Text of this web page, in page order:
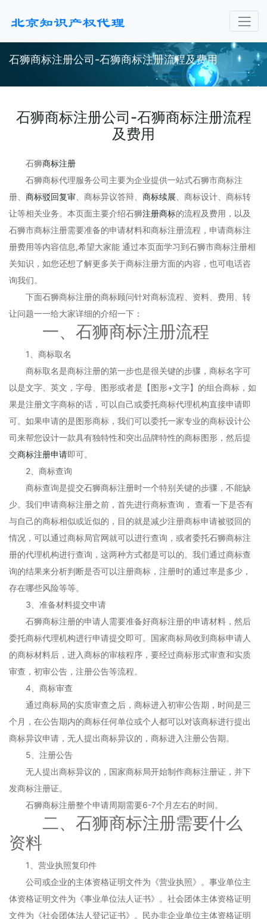
石狮商标注册公司-石狮商标注册流程及费用
石狮商标注册公司-石狮商标注册流程
及费用
石狮商标注册
石狮商标代理服务公司主要为企业提供一站式石狮市商标注
册、 商标驳回复审 、商标异议答辩、 商标续展 、商标设计、商标转
让等相关业务。本页面主要介绍石狮注册商标的流程及费用，以及
石狮市商标注册需要准备的申请材料和商标注册流程，申请商标注
册费用等内容信息,希望大家能 通过本页面学习到石狮市商标注册相
关知识，如您还想了解更多关于商标注册方面的内容，也可电话咨
询我们。
下面石狮商标注册的商标顾问针对商标流程、资料、费用、转
让问题一一给大家详细的介绍一下：
一、石狮商标注册流程
1、商标取名
商标取名是商标注册的第一步也是很关键的步骤，商标名字可
以是文字、英文，字母、图形或者是【图形+文字】的组合商标，如
果是注册文字商标的话，可以自己或委托商标代理机构直接申请即
可。如果申请的是图形商标，我们可以委托一家专业的商标设计公
司来帮您设计一款具有独特性和突出品牌特性的商标图形，然后提
交商标注册申请即可。
2、商标查询
商标查询是提交石狮商标注册时一个特别关键的步骤，不能缺
少。我们申请商标注册之前，首先进行商标查询， 查看一下是否有
与自己的商标相似或近似的，目的就是减少注册商标申请被驳回的
情况，可以通过商标局官网就可以进行查询，或者委托石狮商标注
册的代理机构进行查询，这两种方式都是可以的。我们通过商标查
询的结果来分析判断是否可以注册商标，注册时的通过率是多少，
存在哪些风险等等。
3、准备材料提交申请
石狮商标注册的申请人需要准备好商标注册的申请材料，然后
委托商标代理机构进行申请提交即可。国家商标局收到商标申请人
的商标材料后，进入商标的审核程序，要经过商标形式审查和实质
审查，初审公告，注册公告等流程。
4、商标审查
通过商标局的实质审查之后，商标进入初审公告期，时间是三
个月，在公告期内的商标任何单位或个人都可以对该商标进行提出
商标异议申请，无人提出商标异议的，商标进入注册公告期。
5、注册公告
无人提出商标异议的，国家商标局开始制作商标注册证，并下
发商标注册证。
石狮商标注册整个申请周期需要6-7个月左右的时间。
二、石狮商标注册需要什么
资料
1、营业执照复印件
公司或企业的主体资格证明文件为《营业执照》。事业单位主
体资格证明文件为《事业单位法人证书》。社会团体主体资格证明
文件为《社会团体法人登记证书》。民办非企业单位主体资格证明